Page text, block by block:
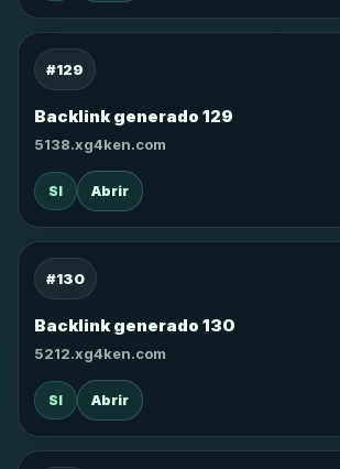
#129
Backlink generado 129
5138.xg4ken.com
SI Abrir
#130
Backlink generado 130
5212.xg4ken.com
SI Abrir